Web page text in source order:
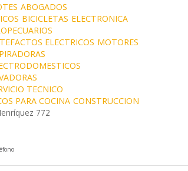
ABOGADOS
BICICLETAS ELECTRONICA
ELECTRICOS MOTORES
TECNICO
PARA COCINA CONSTRUCCION
772